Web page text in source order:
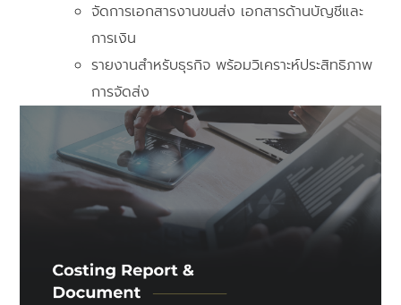
จัดการเอกสารงานขนส่ง เอกสารด้านบัญชีและ
การเงิน
รายงานสำหรับธุรกิจ พร้อมวิเคราะห์ประสิทธิภาพ
การจัดส่ง